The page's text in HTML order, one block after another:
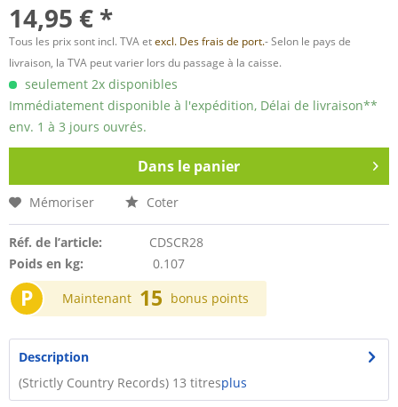
14,95 € *
Tous les prix sont incl. TVA etexcl. Des frais de port.- Selon le pays de
livraison, la TVA peut varier lors du passage à la caisse.
seulement 2x disponibles
Immédiatement disponible à l'expédition, Délai de livraison**
env. 1 à 3 jours ouvrés.
Dans le panier
Mémoriser Coter
Réf. de l’article:
CDSCR28
Poids en kg:
0.107
P Maintenant 15 bonus points
Description
(Strictly Country Records) 13 titresplus